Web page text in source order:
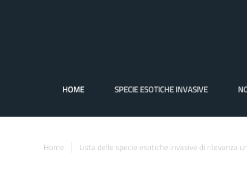
HOME SPECIE ESOTICHE INVASIVE
Home Lista delle specie esotiche invasive di rilevanza